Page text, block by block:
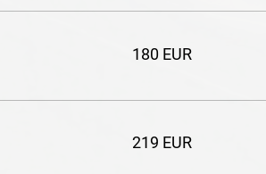
180 EUR
219 EUR